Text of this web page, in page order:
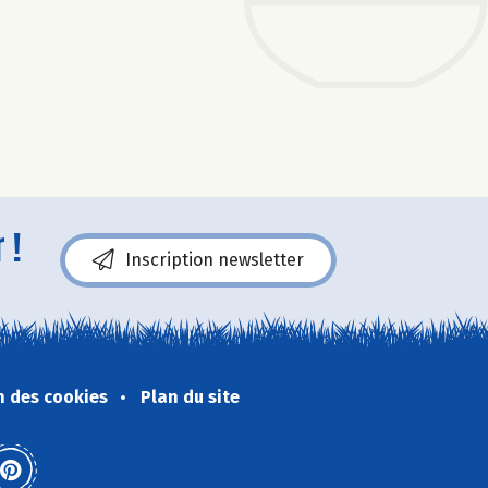
! Inscription newsletter
des cookies Plan du site